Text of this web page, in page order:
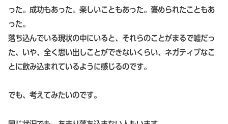
った。成功もあった。楽しいこともあった。褒められたこともあ
った。
落ち込んでいる現状の中にいると、それらのことがまるで嘘だっ
た、いや、全く思い出しことができないくらい、ネガティブなこ
とに飲み込まれているように感じるのです。
でも、考えてみたいのです。